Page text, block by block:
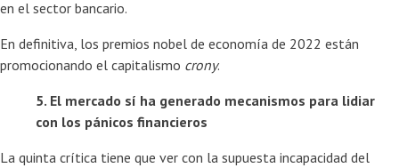
en el sector bancario.
En definitiva, los premios nobel de economía de 2022 están
promocionando el capitalismo crony.
5. El mercado sí ha generado mecanismos para lidiar
con los pánicos financieros
La quinta crítica tiene que ver con la supuesta incapacidad del